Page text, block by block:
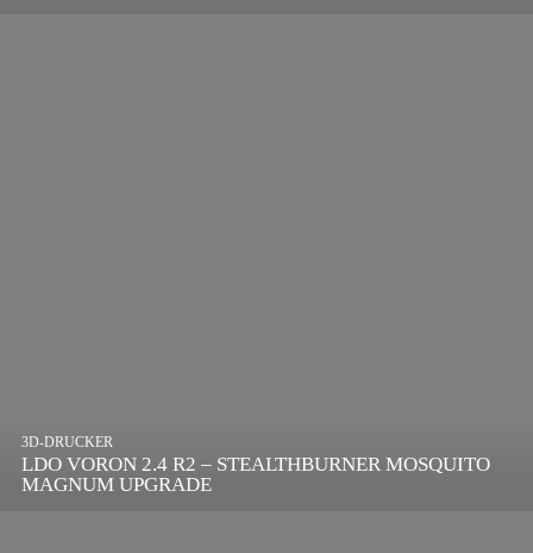
LDO VORON 2.4 R2 – STEALTHBURNER MOSQUITO
MAGNUM UPGRADE
3D-DRUCKER